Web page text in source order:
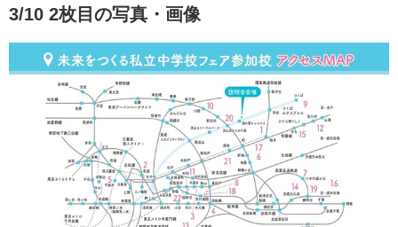
3/10 2枚目の写真・画像